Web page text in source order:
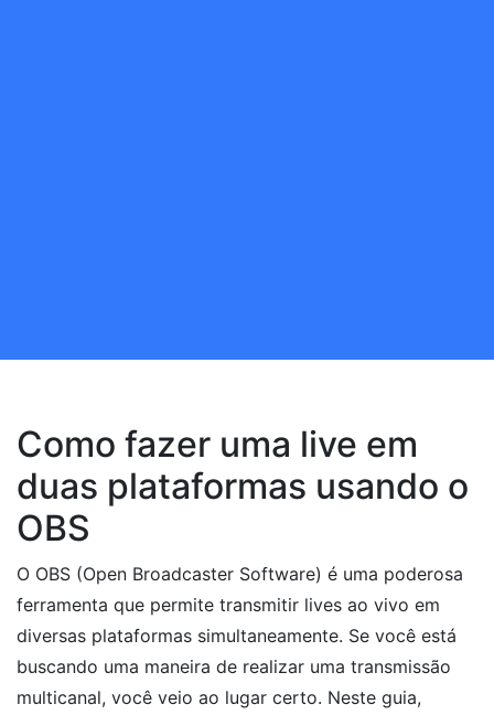
Como fazer uma live em
duas plataformas usando o
OBS
O OBS (Open Broadcaster Software) é uma poderosa
ferramenta que permite transmitir lives ao vivo em
diversas plataformas simultaneamente. Se você está
buscando uma maneira de realizar uma transmissão
multicanal, você veio ao lugar certo. Neste guia,